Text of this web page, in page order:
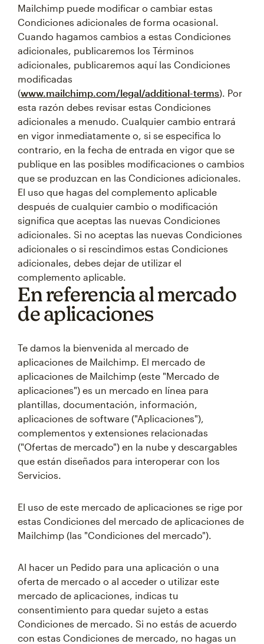
Mailchimp puede modificar o cambiar estas
Condiciones adicionales de forma ocasional.
Cuando hagamos cambios a estas Condiciones
adicionales, publicaremos los Términos
adicionales, publicaremos aquí las Condiciones
modificadas
(www.mailchimp.com/legal/additional-terms). Por
esta razón debes revisar estas Condiciones
adicionales a menudo. Cualquier cambio entrará
en vigor inmediatamente o, si se especifica lo
contrario, en la fecha de entrada en vigor que se
publique en las posibles modificaciones o cambios
que se produzcan en las Condiciones adicionales.
El uso que hagas del complemento aplicable
después de cualquier cambio o modificación
significa que aceptas las nuevas Condiciones
adicionales. Si no aceptas las nuevas Condiciones
adicionales o si rescindimos estas Condiciones
adicionales, debes dejar de utilizar el
complemento aplicable.
En referencia al mercado
de aplicaciones
Te damos la bienvenida al mercado de
aplicaciones de Mailchimp. El mercado de
aplicaciones de Mailchimp (este "Mercado de
aplicaciones") es un mercado en línea para
plantillas, documentación, información,
aplicaciones de software ("Aplicaciones"),
complementos y extensiones relacionadas
("Ofertas de mercado") en la nube y descargables
que están diseñados para interoperar con los
Servicios.
El uso de este mercado de aplicaciones se rige por
estas Condiciones del mercado de aplicaciones de
Mailchimp (las "Condiciones del mercado").
Al hacer un Pedido para una aplicación o una
oferta de mercado o al acceder o utilizar este
mercado de aplicaciones, indicas tu
consentimiento para quedar sujeto a estas
Condiciones de mercado. Si no estás de acuerdo
con estas Condiciones de mercado, no hagas un